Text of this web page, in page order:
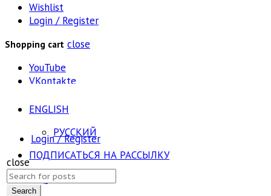
Wishlist
Login / Register
Shopping cart close
YouTube
VKontakte
ENGLISH
РУССКИЙ
ПОДПИСАТЬСЯ НА РАССЫЛКУ
FAQ
Login / Register
close
Search
for:
Search